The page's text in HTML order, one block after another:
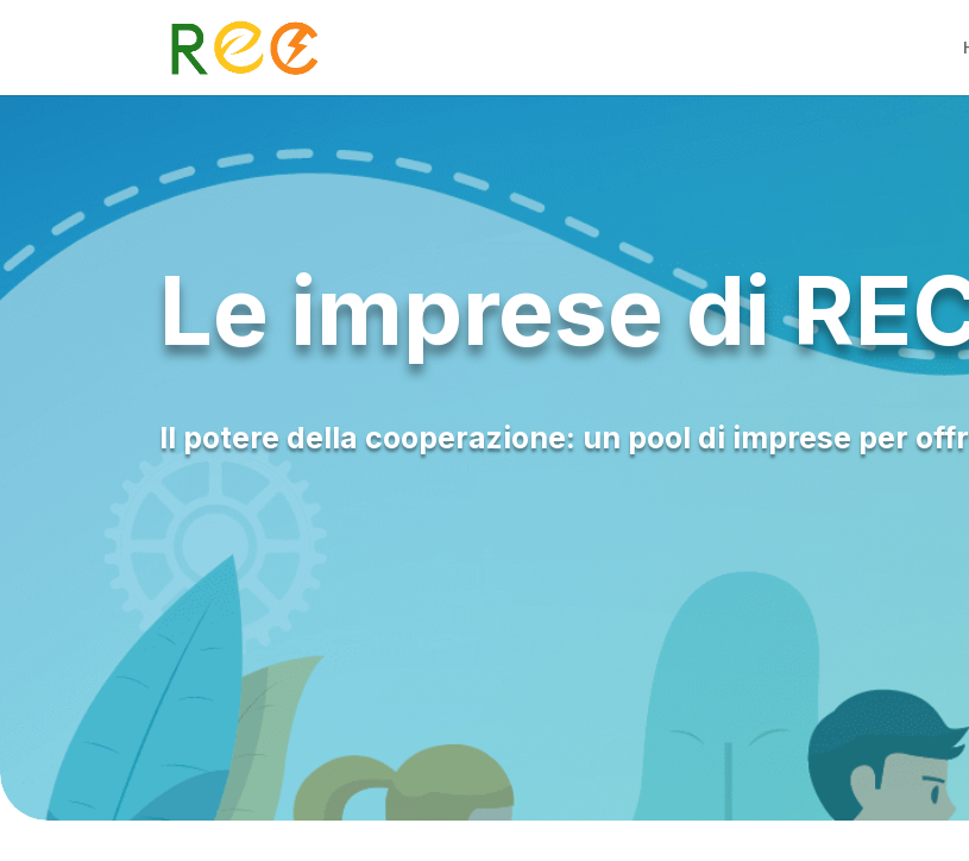
Le imprese di
Il potere della cooperazione: un pool di imprese per